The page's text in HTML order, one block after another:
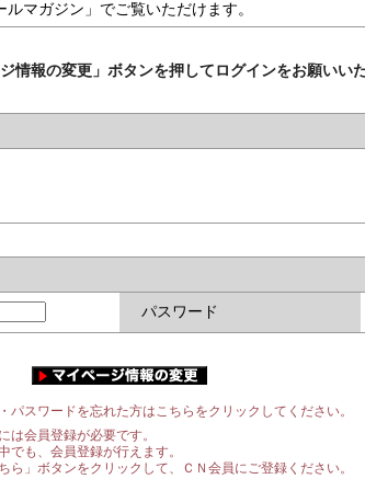
マガジン」でご覧いただけます。
情報の変更」ボタンを押してログインをお願いいた
パスワード
パスワードを忘れた方はこちらをクリックしてください。
は会員登録が必要です。
でも、会員登録が行えます。
ら」ボタンをクリックして、ＣＮ会員にご登録ください。